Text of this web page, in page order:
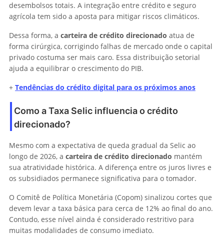
desembolsos totais. A integração entre crédito e seguro
agrícola tem sido a aposta para mitigar riscos climáticos.
Dessa forma, a carteira de crédito direcionado atua de
forma cirúrgica, corrigindo falhas de mercado onde o capital
privado costuma ser mais caro. Essa distribuição setorial
ajuda a equilibrar o crescimento do PIB.
+ Tendências do crédito digital para os próximos anos
Como a Taxa Selic influencia o crédito
direcionado?
Mesmo com a expectativa de queda gradual da Selic ao
longo de 2026, a carteira de crédito direcionado mantém
sua atratividade histórica. A diferença entre os juros livres e
os subsidiados permanece significativa para o tomador.
O Comitê de Política Monetária (Copom) sinalizou cortes que
devem levar a taxa básica para cerca de 12% ao final do ano.
Contudo, esse nível ainda é considerado restritivo para
muitas modalidades de consumo imediato.